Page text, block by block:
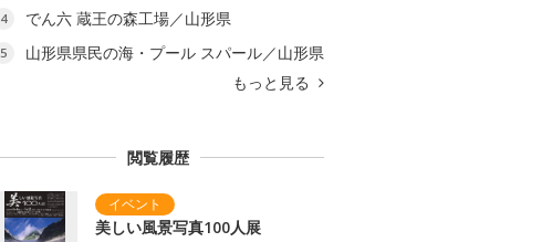
4 でん六 蔵王の森工場／山形県
5
山形県県民の海・プール スパール／山形県
もっと見る
閲覧履歴
美しい風景写真100人展